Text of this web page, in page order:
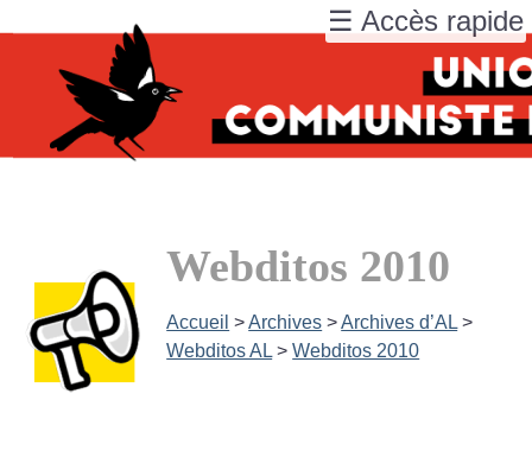
Webditos 2010
Accueil >Archives >Archives d’AL >
Webditos AL >Webditos 2010
☰ Accès rapide